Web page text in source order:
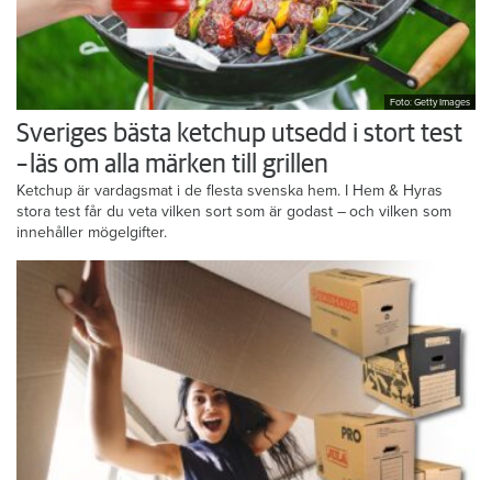
Foto: Getty Images
Sveriges bästa ketchup utsedd i stort test
– läs om alla märken till grillen
Ketchup är vardagsmat i de flesta svenska hem. I Hem & Hyras
stora test får du veta vilken sort som är godast – och vilken som
innehåller mögelgifter.